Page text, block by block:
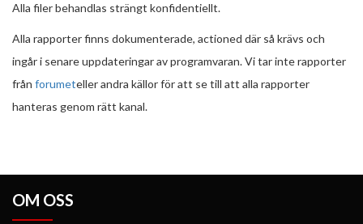
Alla filer behandlas strängt konfidentiellt.
Alla rapporter finns dokumenterade, actioned där så krävs och
ingår i senare uppdateringar av programvaran. Vi tar inte rapporter
från forumeteller andra källor för att se till att alla rapporter
hanteras genom rätt kanal.
OM OSS